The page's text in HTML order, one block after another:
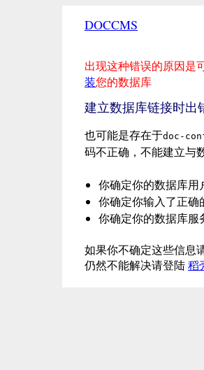
DOCCMS
出现这种错误的原因是
装您的数据库
建立数据库链接时出
也可能是存在于doc-
码不正确，不能建立与
你确定你的数据库用
你确定你输入了正确
你确定你的数据库服
如果你不确定这些信息
仍然不能解决请登陆稻